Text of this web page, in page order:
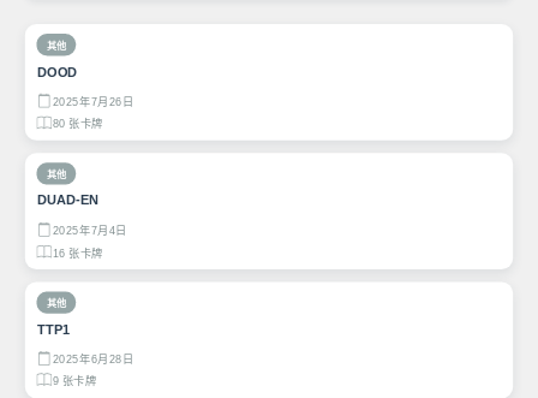
其他
DOOD
2025年7月26日
80 张卡牌
其他
DUAD-EN
2025年7月4日
16 张卡牌
其他
TTP1
2025年6月28日
9 张卡牌